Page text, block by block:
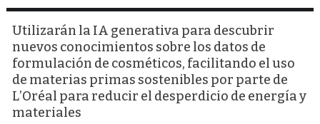
Utilizarán la IA generativa para descubrir
nuevos conocimientos sobre los datos de
formulación de cosméticos, facilitando el uso
de materias primas sostenibles por parte de
L’Oréal para reducir el desperdicio de energía y
materiales